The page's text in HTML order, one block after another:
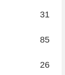
31
85
26